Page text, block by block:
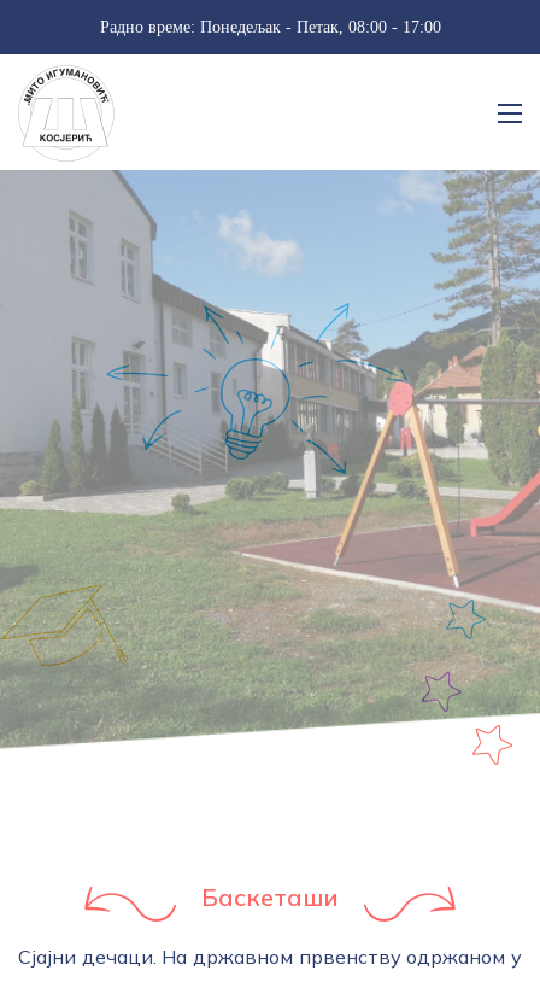
Радно време: Понедељак - Петак, 08:00 - 17:00
Баскеташи
Сјајни дечаци. На државном првенству одржаном у